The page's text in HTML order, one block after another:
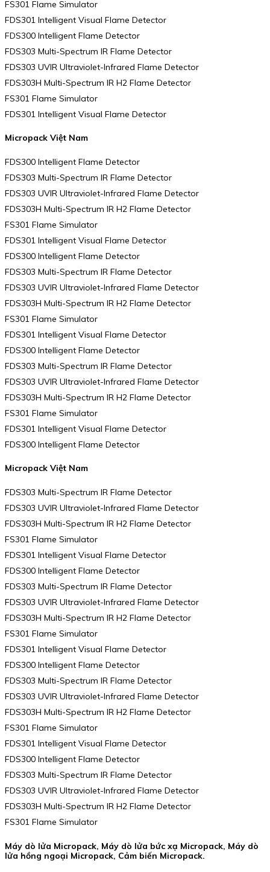
FS301 Flame Simulator
FDS301 Intelligent Visual Flame Detector
FDS300 Intelligent Flame Detector
FDS303 Multi-Spectrum IR Flame Detector
FDS303 UVIR Ultraviolet-Infrared Flame Detector
FDS303H Multi-Spectrum IR H2 Flame Detector
FS301 Flame Simulator
FDS301 Intelligent Visual Flame Detector
Micropack Việt Nam
FDS300 Intelligent Flame Detector
FDS303 Multi-Spectrum IR Flame Detector
FDS303 UVIR Ultraviolet-Infrared Flame Detector
FDS303H Multi-Spectrum IR H2 Flame Detector
FS301 Flame Simulator
FDS301 Intelligent Visual Flame Detector
FDS300 Intelligent Flame Detector
FDS303 Multi-Spectrum IR Flame Detector
FDS303 UVIR Ultraviolet-Infrared Flame Detector
FDS303H Multi-Spectrum IR H2 Flame Detector
FS301 Flame Simulator
FDS301 Intelligent Visual Flame Detector
FDS300 Intelligent Flame Detector
FDS303 Multi-Spectrum IR Flame Detector
FDS303 UVIR Ultraviolet-Infrared Flame Detector
FDS303H Multi-Spectrum IR H2 Flame Detector
FS301 Flame Simulator
FDS301 Intelligent Visual Flame Detector
FDS300 Intelligent Flame Detector
Micropack Việt Nam
FDS303 Multi-Spectrum IR Flame Detector
FDS303 UVIR Ultraviolet-Infrared Flame Detector
FDS303H Multi-Spectrum IR H2 Flame Detector
FS301 Flame Simulator
FDS301 Intelligent Visual Flame Detector
FDS300 Intelligent Flame Detector
FDS303 Multi-Spectrum IR Flame Detector
FDS303 UVIR Ultraviolet-Infrared Flame Detector
FDS303H Multi-Spectrum IR H2 Flame Detector
FS301 Flame Simulator
FDS301 Intelligent Visual Flame Detector
FDS300 Intelligent Flame Detector
FDS303 Multi-Spectrum IR Flame Detector
FDS303 UVIR Ultraviolet-Infrared Flame Detector
FDS303H Multi-Spectrum IR H2 Flame Detector
FS301 Flame Simulator
FDS301 Intelligent Visual Flame Detector
FDS300 Intelligent Flame Detector
FDS303 Multi-Spectrum IR Flame Detector
FDS303 UVIR Ultraviolet-Infrared Flame Detector
FDS303H Multi-Spectrum IR H2 Flame Detector
FS301 Flame Simulator
Máy dò lửa Micropack, Máy dò lửa bức xạ Micropack, Máy dò
lửa hồng ngoại Micropack, Cảm biến Micropack.